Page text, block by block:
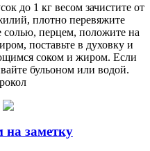
до 1 кг весом зачистите от
плотно перевяжите
перцем, положите на
поставьте в ду­ховку и
соком и жиром. Если
бульоном или водой.
на заметку